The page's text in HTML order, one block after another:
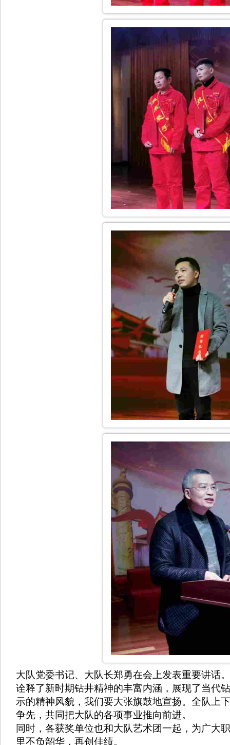
大队党委书记、大队长郑勇在会上发表重要讲话
诠释了新时期钻井精神的丰富内涵，展现了当代
示的精神风貌，我们要大张旗鼓地宣扬。全队上
争先，共同把大队的各项事业推向前进。
同时，各获奖单位也和大队艺术团一起，为广大
里不负韶华，再创佳绩。